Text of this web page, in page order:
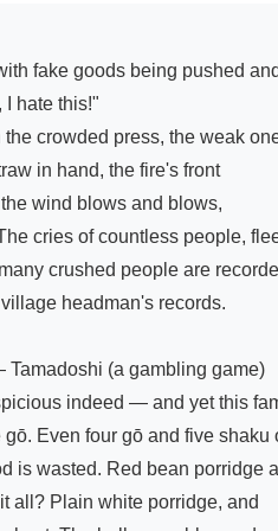
hate this!"
crowded press, the weak
in hand, the fire's front
wind blows and blows,
cries of countless people,
crushed people are
headman's records.
(a gambling game)
indeed — and yet this
Even four gō and five shaku
is wasted. Red bean porridge
all? Plain white porridge, and